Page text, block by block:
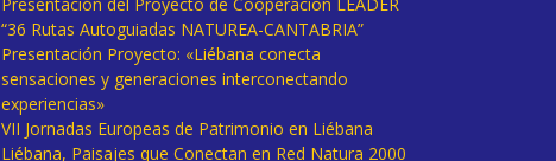
“36 Rutas Autoguiadas NATUREA-CANTABRIA”
Presentación Proyecto: «Liébana conecta
sensaciones y generaciones interconectando
experiencias»
VII Jornadas Europeas de Patrimonio en Liébana
Liébana, Paisajes que Conectan en Red Natura 2000